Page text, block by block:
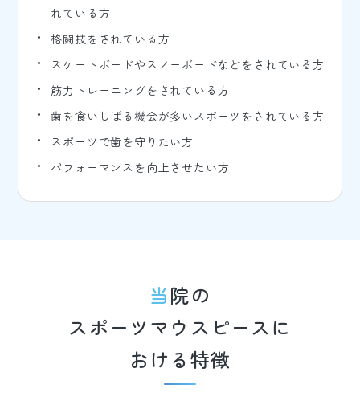
れている方
格闘技をされている方
スケートボードやスノーボードなどをされている方
筋力トレーニングをされている方
歯を食いしばる機会が多いスポーツをされている方
スポーツで歯を守りたい方
パフォーマンスを向上させたい方
当院の
スポーツマウスピースに
おける特徴